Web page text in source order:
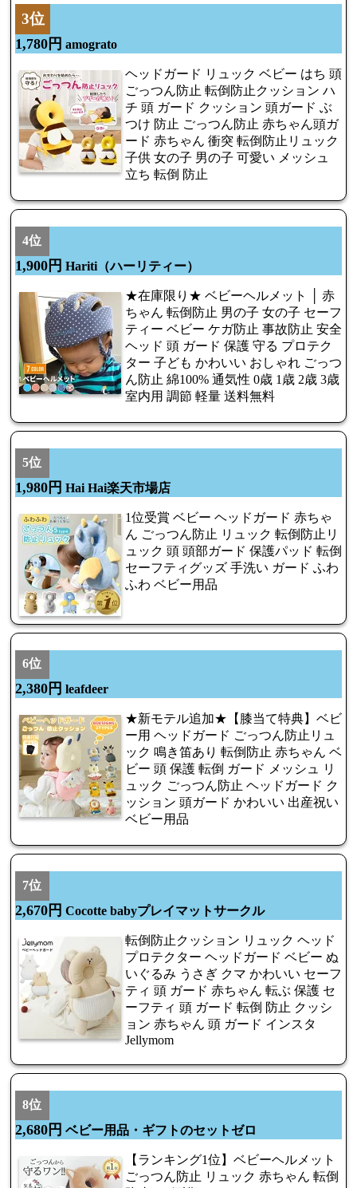
3位
1,780円 amograto
ヘッドガード リュック ベビー はち 頭
ごっつん防止 転倒防止クッション ハ
チ 頭 ガード クッション 頭ガード ぶ
つけ 防止 ごっつん防止 赤ちゃん頭ガ
ード 赤ちゃん 衝突 転倒防止リュック
子供 女の子 男の子 可愛い メッシュ
立ち 転倒 防止
4位
1,900円 Hariti（ハーリティー）
★在庫限り★ ベビーヘルメット │ 赤
ちゃん 転倒防止 男の子 女の子 セーフ
ティー ベビー ケガ防止 事故防止 安全
ヘッド 頭 ガード 保護 守る プロテク
ター 子ども かわいい おしゃれ ごっつ
ん防止 綿100% 通気性 0歳 1歳 2歳 3歳
室内用 調節 軽量 送料無料
5位
1,980円 Hai Hai楽天市場店
1位受賞 ベビー ヘッドガード 赤ちゃ
ん ごっつん防止 リュック 転倒防止リ
ュック 頭 頭部ガード 保護パッド 転倒
セーフティグッズ 手洗い ガード ふわ
ふわ ベビー用品
6位
2,380円 leafdeer
★新モテル追加★【膝当て特典】ベビ
ー用 ヘッドガード ごっつん防止リュ
ック 鳴き笛あり 転倒防止 赤ちゃん ベ
ビー 頭 保護 転倒 ガード メッシュ リ
ュック ごっつん防止 ヘッドガード ク
ッション 頭ガード かわいい 出産祝い
ベビー用品
7位
2,670円 Cocotte babyプレイマットサークル
転倒防止クッション リュック ヘッド
プロテクター ヘッドガード ベビー ぬ
いぐるみ うさぎ クマ かわいい セーフ
ティ 頭 ガード 赤ちゃん 転ぶ 保護 セ
ーフティ 頭 ガード 転倒 防止 クッシ
ョン 赤ちゃん 頭 ガード インスタ
Jellymom
8位
2,680円 ベビー用品・ギフトのセットゼロ
【ランキング1位】ベビーヘルメット
ごっつん防止 リュック 赤ちゃん 転倒